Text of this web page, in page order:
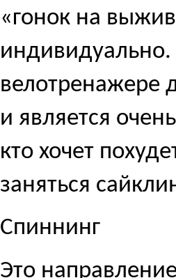
«гонок на
индивидуально.
велотренажере
и является
кто хочет
заняться
Спиннинг
Это